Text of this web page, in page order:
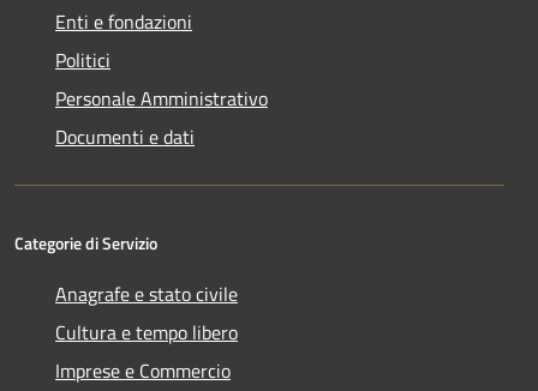
Enti e fondazioni
Politici
Personale Amministrativo
Documenti e dati
Categorie di Servizio
Anagrafe e stato civile
Cultura e tempo libero
Imprese e Commercio